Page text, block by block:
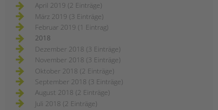
April 2019 (2 Einträge)
März 2019 (3 Einträge)
Februar 2019 (1 Eintrag)
2018
Dezember 2018 (3 Einträge)
November 2018 (3 Einträge)
Oktober 2018 (2 Einträge)
September 2018 (3 Einträge)
August 2018 (2 Einträge)
Juli 2018 (2 Einträge)